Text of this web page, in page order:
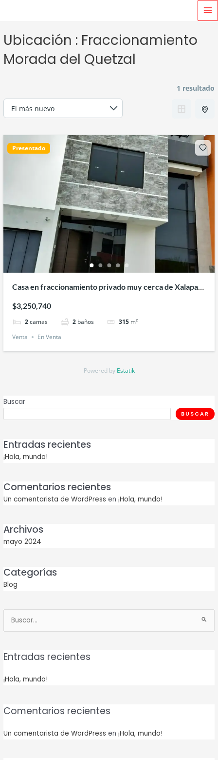
Ubicación : Fraccionamiento
Morada del Quetzal
1 resultado
Presentado
Casa en fraccionamiento privado muy cerca de Xalapa
$3,250,740
2camas 2 baños 315 m²
Venta
En Venta
Powered by Estatik
Buscar
BUSCAR
Entradas recientes
¡Hola, mundo!
Comentarios recientes
Un comentarista de WordPress en¡Hola, mundo!
Archivos
mayo 2024
Categorías
Blog
Buscar
por:
Entradas recientes
¡Hola, mundo!
Comentarios recientes
Un comentarista de WordPress en¡Hola, mundo!